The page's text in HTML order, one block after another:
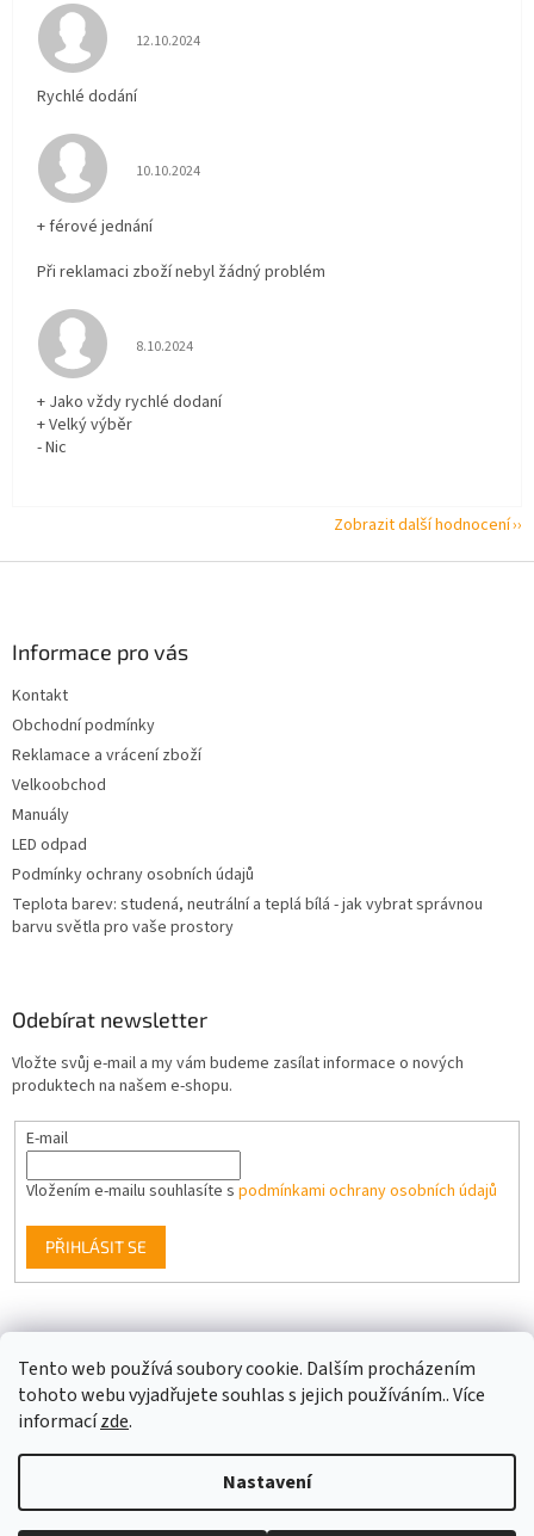
Tento web používá soubory cookie. Dalším procházením
tohoto webu vyjadřujete souhlas s jejich používáním.. Více
informacízde.
Nastavení
Hodnocení obchodu je 5 z 5 hvězdiček.
12.10.2024
Rychlé dodání
Hodnocení obchodu je 5 z 5 hvězdiček.
10.10.2024
+ férové jednání
Při reklamaci zboží nebyl žádný problém
Hodnocení obchodu je 5 z 5 hvězdiček.
8.10.2024
+ Jako vždy rychlé dodaní
+ Velký výběr
- Nic
Zobrazit další hodnocení
Informace pro vás
Kontakt
Obchodní podmínky
Reklamace a vrácení zboží
Velkoobchod
Manuály
LED odpad
Podmínky ochrany osobních údajů
Teplota barev: studená, neutrální a teplá bílá - jak vybrat správnou
barvu světla pro vaše prostory
Odebírat newsletter
Vložte svůj e-mail a my vám budeme zasílat informace o nových
produktech na našem e-shopu.
E-mail
Vložením e-mailu souhlasíte s podmínkami ochrany osobních údajů
PŘIHLÁSIT SE
Facebook